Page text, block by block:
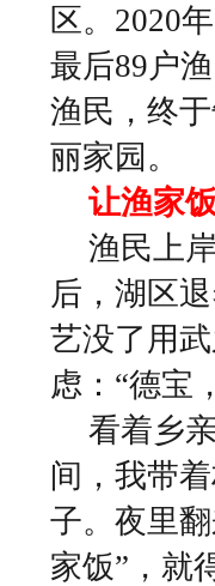
区。 2020年
最后89户
渔民，终
丽家园。
让渔家
渔民上
后，湖区
艺没了用
虑： “德宝
看着乡
间，我带
子。夜里
家饭” ，就